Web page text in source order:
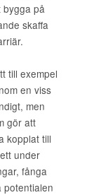
på
skaffa
till exempel
en viss
men
gör att
kopplat till
under
fånga
potentialen